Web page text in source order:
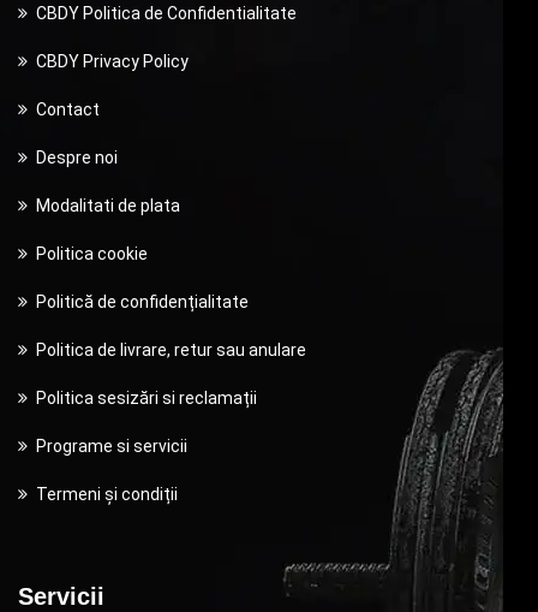
CBDY Politica de Confidentialitate
CBDY Privacy Policy
Contact
Despre noi
Modalitati de plata
Politica cookie
Politică de confidențialitate
Politica de livrare, retur sau anulare
Politica sesizări si reclamații
Programe si servicii
Termeni și condiții
Servicii